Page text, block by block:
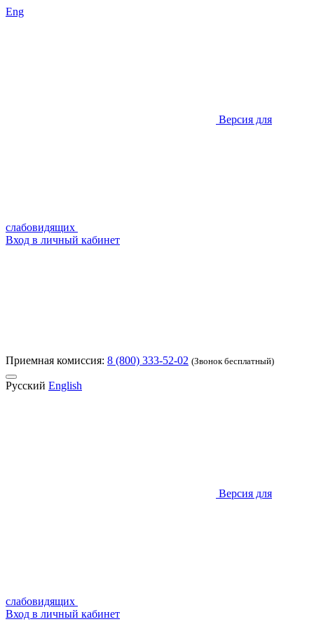
Eng
Версия для
слабовидящих
Вход в личный кабинет
Приемная комиссия: 8 (800) 333-52-02 (Звонок бесплатный)
Русский English
Версия для
слабовидящих
Вход в личный кабинет